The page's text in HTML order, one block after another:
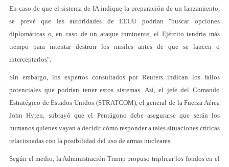
En caso de que el sistema de IA indique la preparación de un lanzamiento,
se prevé que las autoridades de EEUU podrían "buscar opciones
diplomáticas o, en caso de un ataque inminente, el Ejército tendría más
tiempo para intentar destruir los misiles antes de que se lancen o
interceptarlos".
Sin embargo, los expertos consultados por Reuters indican los fallos
potenciales que podrían tener estos sistemas. Así, el jefe del Comando
Estratégico de Estados Unidos (STRATCOM), el general de la Fuerza Aérea
John Hyten, subrayó que el Pentágono debe asegurarse que serán los
humanos quienes vayan a decidir cómo responder a tales situaciones críticas
relacionadas con la posibilidad del uso de armas nucleares.
Según el medio, la Administración Trump propuso triplicar los fondos en el